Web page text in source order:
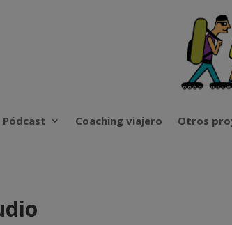
Pódcast Coaching viajero Otros